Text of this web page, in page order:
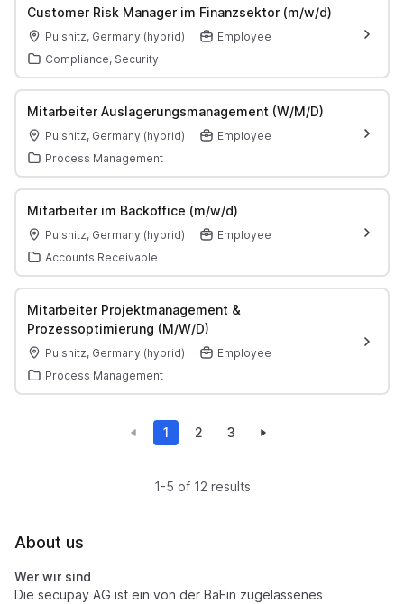
Customer Risk Manager im Finanzsektor (m/w/d)
Pulsnitz, Germany (hybrid)
Employee
Compliance, Security
Mitarbeiter Auslagerungsmanagement (W/M/D)
Pulsnitz, Germany (hybrid)
Employee
Process Management
Mitarbeiter im Backoffice (m/w/d)
Pulsnitz, Germany (hybrid)
Employee
Accounts Receivable
Mitarbeiter Projektmanagement &
Prozessoptimierung (M/W/D)
Pulsnitz, Germany (hybrid)
Employee
Process Management
1 2 3
1-5 of 12 results
About us
Wer wir sind
Die secupay AG ist ein von der BaFin zugelassenes